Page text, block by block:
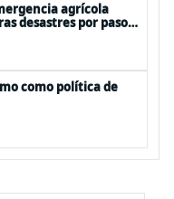
agrícola
desastres por pasos
como política de